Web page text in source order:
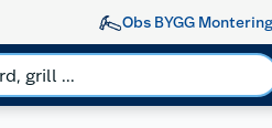
Obs BYGG Montering